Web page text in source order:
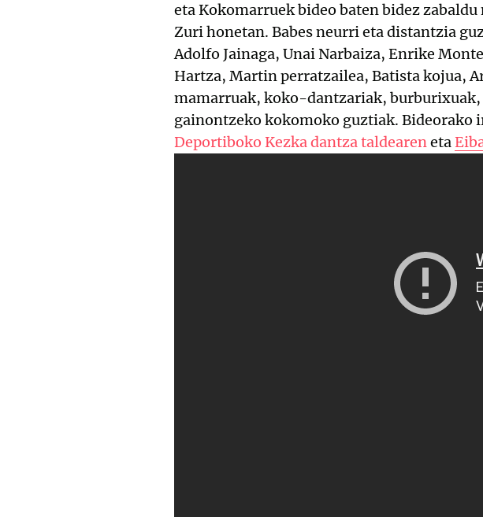
eta Kokomarruek bideo baten bidez
Zuri honetan. Babes neurri eta distantzia
Adolfo Jainaga, Unai Narbaiza, Enrike
Hartza, Martin perratzailea, Batista kojua,
mamarruak, koko-dantzariak, burburixuak,
gainontzeko kokomoko guztiak. Bideorako
Deportiboko Kezka dantza taldeareneta